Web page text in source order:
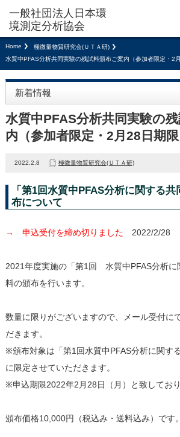
Home
極微量物質研究会(ＵＴＡ研)
水質中PFAS分析共同実験の残試料頒布ご案内（参加者限定・2
新着情報
水質中PFAS分析共同実験の
内（参加者限定・2月28日期限
2022.2.8 極微量物質研究会(ＵＴＡ研)
「第1回水質中PFAS分析に関する
布について
→ 申込受付を締め切りました 2022/2/28
2021年度実施の「第1回 水質中PFAS分析に
料の頒布を行います。
数量に限りがございますので、メール受付に
だきます。
※頒布対象は「第1回水質中PFAS分析に関す
に限定させていただきます。
※申込期限2022年2月28日（月）と致しており
頒布価格10,000円（税込み・送料込み）です。